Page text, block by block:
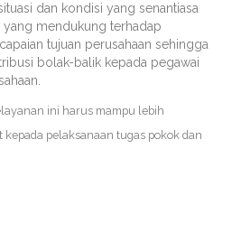
dan kondisi yang senantiasa
mendukung terhadap
tujuan perusahaan sehingga
bolak-balik kepada pegawai
ini harus mampu lebih
pelaksanaan tugas pokok dan